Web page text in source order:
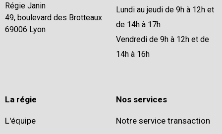
Régie Janin
49, boulevard des Brotteaux
69006 Lyon
Lundi au jeudi de 9h à 12h et
de 14h à 17h
Vendredi de 9h à 12h et de
14h à 16h
La régie
L'équipe
Nos services
Notre service transaction